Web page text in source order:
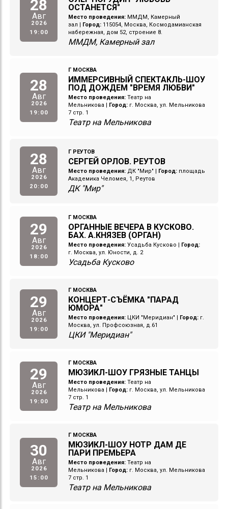
28
Авг
2026
19:00
ОСТАНЕТСЯ"
Место проведения: ММДМ, Камерный
зал
Город: 115054, Москва, Космодамианская
набережная, дом 52, строение 8.
ММДМ, Камерный зал
28
Авг
2026
19:00
Г МОСКВА
ИММЕРСИВНЫЙ СПЕКТАКЛЬ-ШОУ
ПОД ДОЖДЕМ "ВРЕМЯ ЛЮБВИ"
Место проведения: Театр на
Мельникова
Город: г. Москва, ул. Мельникова
7 стр. 1
Театр на Мельникова
28
Авг
2026
20:00
Г РЕУТОВ
СЕРГЕЙ ОРЛОВ. РЕУТОВ
Место проведения: ДК "Мир" | Город: площадь
Академика Челомея, 1, Реутов
ДК "Мир"
29
Авг
2026
18:00
Г МОСКВА
ОРГАННЫЕ ВЕЧЕРА В КУСКОВО.
БАХ. А.КНЯЗЕВ (ОРГАН)
Место проведения: Усадьба Кусково
Город:
г. Москва, ул. Юности, д. 2
Усадьба Кусково
29
Авг
2026
19:00
Г МОСКВА
КОНЦЕРТ-СЪЁМКА "ПАРАД
ЮМОРА"
Место проведения: ЦКИ "Меридиан" Город: г.
Москва, ул. Профсоюзная, д.61
ЦКИ "Меридиан"
29
Авг
2026
19:00
Г МОСКВА
МЮЗИКЛ-ШОУ ГРЯЗНЫЕ ТАНЦЫ
Место проведения: Театр на
Мельникова
Город: г. Москва, ул. Мельникова
7 стр. 1
Театр на Мельникова
30
Авг
2026
15:00
Г МОСКВА
МЮЗИКЛ-ШОУ НОТР ДАМ ДЕ
ПАРИ ПРЕМЬЕРА
Место проведения: Театр на
Мельникова
Город: г. Москва, ул. Мельникова
7 стр. 1
Театр на Мельникова